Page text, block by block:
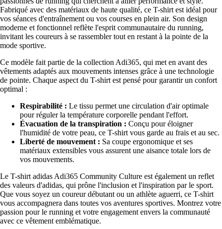
Fabriqué avec des matériaux de haute qualité, ce T-shirt est idéal pour
vos séances d'entraînement ou vos courses en plein air. Son design
moderne et fonctionnel reflète l'esprit communautaire du running,
invitant les coureurs à se rassembler tout en restant à la pointe de la
mode sportive.
Ce modèle fait partie de la collection Adi365, qui met en avant des
vêtements adaptés aux mouvements intenses grâce à une technologie
de pointe. Chaque aspect du T-shirt est pensé pour garantir un confort
optimal :
Respirabilité : Le tissu permet une circulation d'air optimale
pour réguler la température corporelle pendant l'effort.
Évacuation de la transpiration : Conçu pour éloigner
l'humidité de votre peau, ce T-shirt vous garde au frais et au sec.
Liberté de mouvement : Sa coupe ergonomique et ses
matériaux extensibles vous assurent une aisance totale lors de
vos mouvements.
Le T-shirt adidas Adi365 Community Culture est également un reflet
des valeurs d'adidas, qui prône l'inclusion et l'inspiration par le sport.
Que vous soyez un coureur débutant ou un athlète aguerri, ce T-shirt
vous accompagnera dans toutes vos aventures sportives. Montrez votre
passion pour le running et votre engagement envers la communauté
avec ce vêtement emblématique.